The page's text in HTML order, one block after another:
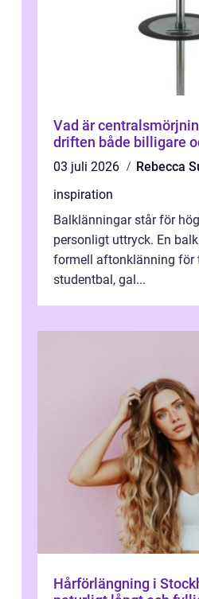
Vad är
driften både billigare
03 juli 2026
Rebecca
inspiration
Balklänningar står för
personligt uttryck. En
formell aftonklänning för
studentbal, gal...
Hårförlängning i